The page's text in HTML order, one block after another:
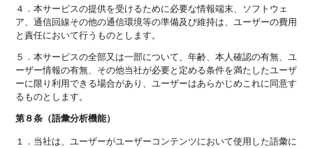
４．本サービスの提供を受けるために必要な情報端末、ソフトウェ
ア、通信回線その他の通信環境等の準備及び維持は、ユーザーの費用
と責任において行うものとします。
５．本サービスの全部又は一部について、年齢、本人確認の有無、ユ
ーザー情報の有無、その他当社が必要と定める条件を満たしたユーザ
ーに限り利用できる場合があり、ユーザーはあらかじめこれに同意す
るものとします。
第８条（語彙分析機能）
１．当社は、ユーザーがユーザーコンテンツにおいて使用した語彙に